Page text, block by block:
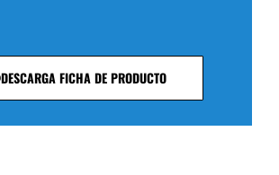
DESCARGA FICHA DE PRODUCTO